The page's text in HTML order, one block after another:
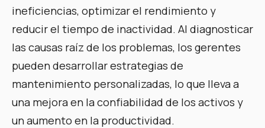
ineficiencias, optimizar el rendimiento y
reducir el tiempo de inactividad. Al diagnosticar
las causas raíz de los problemas, los gerentes
pueden desarrollar estrategias de
mantenimiento personalizadas, lo que lleva a
una mejora en la confiabilidad de los activos y
un aumento en la productividad.